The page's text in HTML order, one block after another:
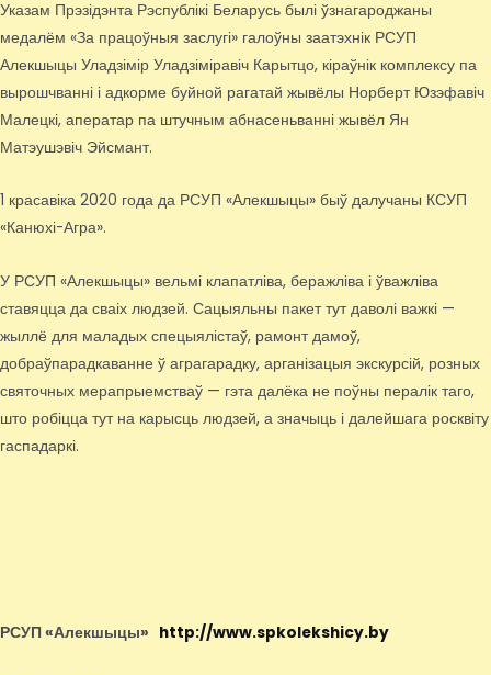
Указам Прэзідэнта Рэспублікі Беларусь былі ўзнагароджаны
медалём «За працоўныя заслугі» галоўны заатэхнік РСУП
Алекшыцы Уладзімір Уладзіміравіч Карытцо, кіраўнік комплексу па
вырошчванні і адкорме буйной рагатай жывёлы Норберт Юзэфавіч
Малецкі, аператар па штучным абнасеньванні жывёл Ян
Матэушэвіч Эйсмант.
1 красавіка 2020 года да РСУП «Алекшыцы» быў далучаны КСУП
«Канюхі-Агра».
У РСУП «Алекшыцы» вельмі клапатліва, беражліва і ўважліва
ставяцца да сваіх людзей. Сацыяльны пакет тут даволі важкі —
жыллё для маладых спецыялістаў, рамонт дамоў,
добраўпарадкаванне ў аграгарадку, арганізацыя экскурсій, розных
святочных мерапрыемстваў — гэта далёка не поўны пералік таго,
што робіцца тут на карысць людзей, а значыць і далейшага росквіту
гаспадаркі.
РСУП «Алекшыцы» http://www.spkolekshicy.by